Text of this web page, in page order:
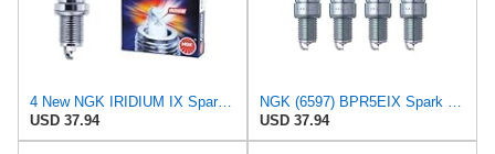
4 New NGK IRIDIUM IX Spark Plug BPR5EIX # 6597
USD 37.94
NGK (6597) BPR5EIX Spark Plug - Pack of 4
USD 37.94